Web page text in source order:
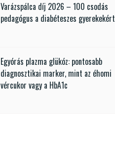
Varázspálca díj 2026 – 100 csodás
pedagógus a diabéteszes gyerekekért
Egyórás plazma glükóz: pontosabb
diagnosztikai marker, mint az éhomi
vércukor vagy a HbA1c